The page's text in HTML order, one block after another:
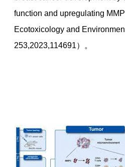
function and upregulating
Ecotoxicology and
253,2023,114691）。